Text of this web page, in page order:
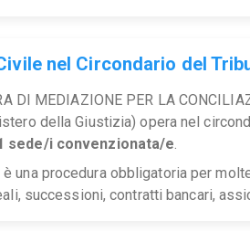
nel Circondario del
DI MEDIAZIONE PER LA
della Giustizia) opera nel
sede/i convenzionata/e
una procedura obbligatoria per
successioni, contratti bancari,